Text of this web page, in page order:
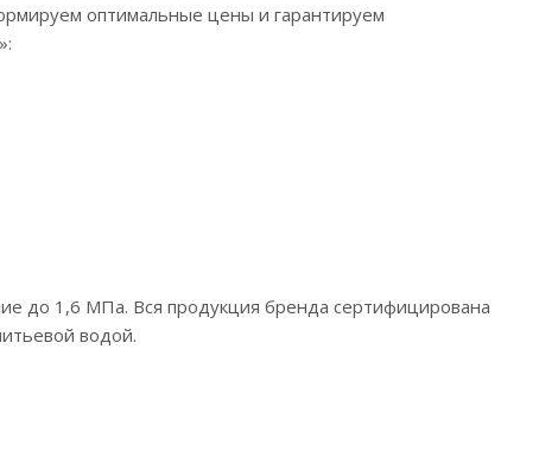
оптимальные цены и гарантируем
до 1,6 МПа. Вся продукция бренда сертифицирована
водой.